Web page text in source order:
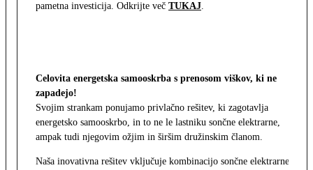
pametna investicija. Odkrijte več TUKAJ.
Celovita energetska samooskrba s prenosom viškov, ki ne
zapadejo!
Svojim strankam ponujamo privlačno rešitev, ki zagotavlja
energetsko samooskrbo, in to ne le lastniku sončne elektrarne,
ampak tudi njegovim ožjim in širšim družinskim članom.
Naša inovativna rešitev vključuje kombinacijo sončne elektrarne,